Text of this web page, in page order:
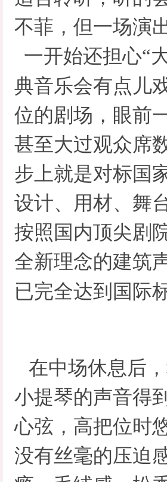
不菲，但一场演
一开始还担心“
典音乐会有点儿
位的剧场，眼前
甚至大过观众席
步上就是对标国
设计、用材、舞
按照国内顶尖剧
全新理念的建筑
已完全达到国际
在中场休息后
小提琴的声音得
心弦，高把位时
没有丝毫的压迫